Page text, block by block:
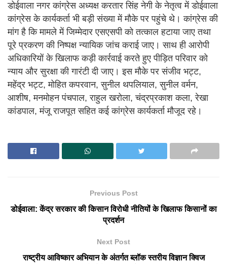
डोईवाला नगर कांग्रेस अध्यक्ष करतार सिंह नेगी के नेतृत्व में डोईवाला
कांग्रेस के कार्यकर्ता भी बड़ी संख्या में मौके पर पहुंचे थे। कांग्रेस की
मांग है कि मामले में जिम्मेदार एसएसपी को तत्काल हटाया जाए तथा
पूरे प्रकरण की निष्पक्ष न्यायिक जांच कराई जाए। साथ ही आरोपी
अधिकारियों के खिलाफ कड़ी कार्रवाई करते हुए पीड़ित परिवार को
न्याय और सुरक्षा की गारंटी दी जाए। इस मौके पर संजीव भट्ट,
महेंद्र भट्ट, मोहित कपरवान, सुनील थपलियाल, सुनील वर्मन,
आशीष, मनमोहन पंचपाल, राहुल खरोला, चंद्रप्रकाश कला, रेखा
कांडपाल, मंजू राजपूत सहित कई कांग्रेस कार्यकर्ता मौजूद रहे।
Previous Post
डोईवाला: केंद्र सरकार की किसान विरोधी नीतियों के खिलाफ किसानों का
प्रदर्शन
Next Post
राष्ट्रीय आविष्कार अभियान के अंतर्गत ब्लॉक स्तरीय विज्ञान क्विज